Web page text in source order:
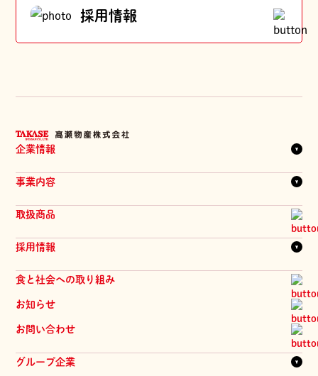
採用情報
企業情報
企業理念
会社概要
髙瀬物産のあゆみ
事業内容
一覧を見る
物流システム
提案会
取扱商品
採用情報
一覧を見る
新卒採用
パート採用
髙瀬物産の人
食と社会への取り組み
お知らせ
お問い合わせ
グループ企業